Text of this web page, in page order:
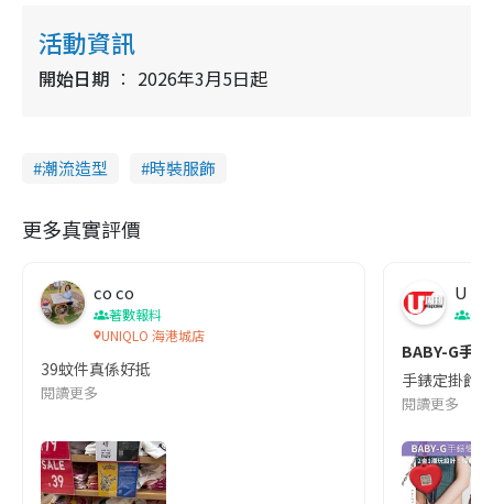
活動資訊
開始日期 2026年3月5日起
潮流造型 時裝服飾
更多真實評價
co co
著數報料
UNIQLO 海港城店
39蚊件真係好抵
閱讀更多
U
美
BABY-G手
手錶定掛飾
閱讀更多